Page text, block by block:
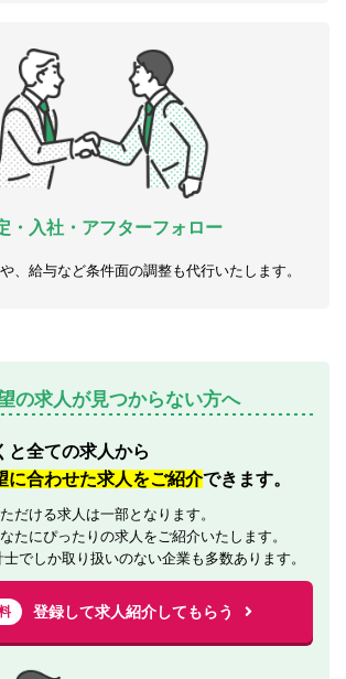
・入社・アフターフォロー
、給与など条件面の調整も代行いたします。
の求人が見つからない方へ
と全ての求人から
に合わせた求人をご紹介できます。
だける求人は一部となります。
たにぴったりの求人をご紹介いたします。
でしか取り扱いのない企業も多数あります。
登録して求人紹介してもらう